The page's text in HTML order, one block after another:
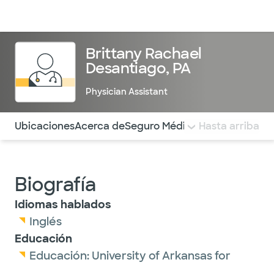
Brittany Rachael
Desantiago, PA
Physician Assistant
Utilice esta navegación para saltar rápidamente a
UbicacionesAcerca deSeguro Médico COMENTARIOS
Hasta arriba
Biografía
Idiomas hablados
Inglés
Educación
Educación: University of Arkansas for